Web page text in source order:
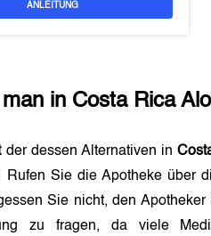
ANLEITUNG
in Costa Rica
der dessen Alternativen in
Rufen Sie die Apotheke über
Sie nicht, den
zu fragen, da viele